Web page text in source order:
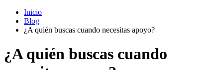
Inicio
Blog
¿A quién buscas cuando necesitas apoyo?
¿A quién buscas cuando